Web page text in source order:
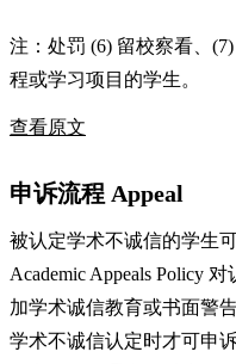
注：处罚 (6) 留校察看、
程或学习项目的学生。
查看原文
申诉流程 Appeal
被认定学术不诚信的学生可
Academic Appeals Policy
加学术诚信教育或书面警
学术不诚信认定时才可申